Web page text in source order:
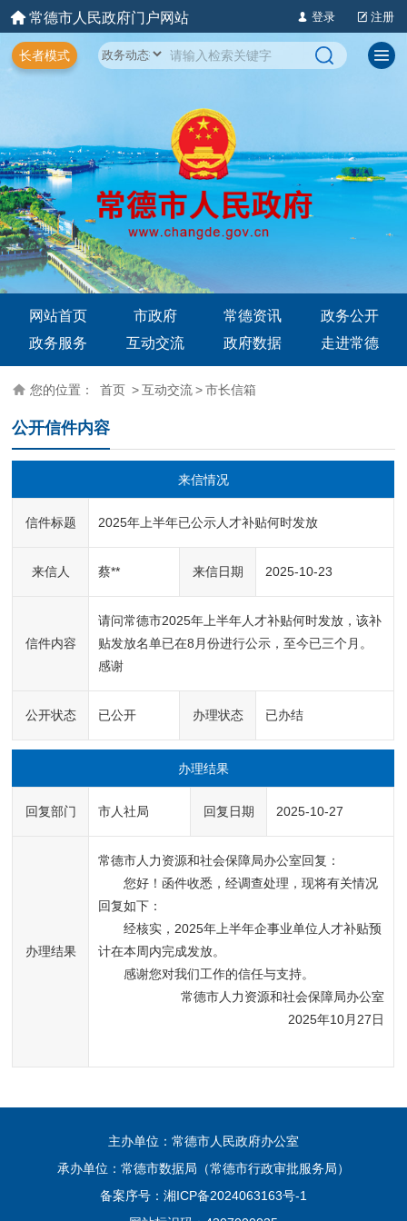
常德市人民政府门户网站 登录 注册
长者模式
网站首页 市政府 常德资讯
政务公开
政务服务
互动交流 政府数据 走进常德
您的位置： 首页 > 互动交流 > 市长信箱
公开信件内容
来信情况
信件标题 2025年上半年已公示人才补贴何时发放
来信人 蔡** 来信日期 2025-10-23
信件内容
请问常德市2025年上半年人才补贴何时发放，该补
贴发放名单已在8月份进行公示，至今已三个月。
感谢
公开状态 已公开 办理状态 已办结
办理结果
回复部门 市人社局 回复日期 2025-10-27
办理结果
常德市人力资源和社会保障局办公室回复：
您好！函件收悉，经调查处理，现将有关情况
回复如下：
经核实，2025年上半年企事业单位人才补贴预
计在本周内完成发放。
感谢您对我们工作的信任与支持。
常德市人力资源和社会保障局办公室
2025年10月27日
主办单位：常德市人民政府办公室
承办单位：常德市数据局（常德市行政审批服务局）
备案序号： 湘ICP备2024063163号-1